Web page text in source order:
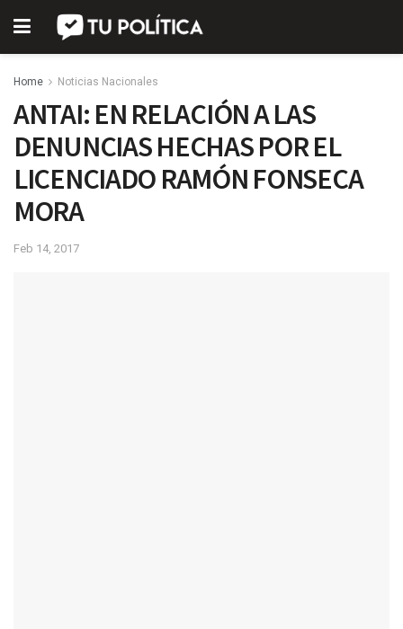
Home Noticias Nacionales
ANTAI: EN RELACIÓN A LAS
DENUNCIAS HECHAS POR EL
LICENCIADO RAMÓN FONSECA
MORA
Feb 14, 2017